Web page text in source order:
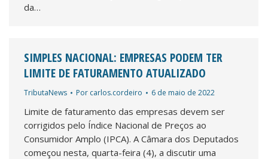
da…
SIMPLES NACIONAL: EMPRESAS PODEM TER
LIMITE DE FATURAMENTO ATUALIZADO
TributaNews Por carlos.cordeiro 6 de maio de 2022
Limite de faturamento das empresas devem ser
corrigidos pelo Índice Nacional de Preços ao
Consumidor Amplo (IPCA). A Câmara dos Deputados
começou nesta, quarta-feira (4), a discutir uma